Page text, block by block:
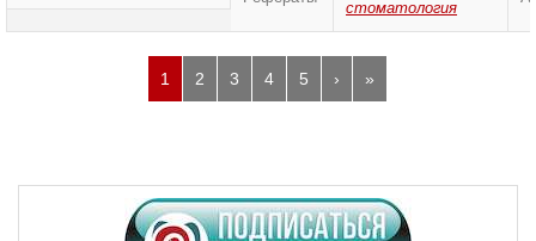
стоматология
1 2 3 4 5 › »